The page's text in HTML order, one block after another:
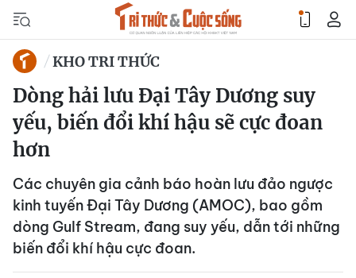
KHO TRI THỨC
Dòng hải lưu Đại Tây Dương suy
yếu, biến đổi khí hậu sẽ cực đoan
hơn
Các chuyên gia cảnh báo hoàn lưu đảo ngược
kinh tuyến Đại Tây Dương (AMOC), bao gồm
dòng Gulf Stream, đang suy yếu, dẫn tới những
biến đổi khí hậu cực đoan.